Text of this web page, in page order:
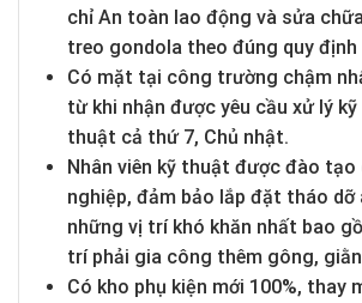
chỉ An toàn lao động và sửa
treo gondola theo đúng quy định
Có mặt tại công trường chậm
từ khi nhận được yêu cầu xử lý
thuật cả thứ 7, Chủ nhật.
Nhân viên kỹ thuật được đào tạo
nghiệp, đảm bảo lắp đặt tháo
những vị trí khó khăn nhất bao
trí phải gia công thêm gông,
Có kho phụ kiện mới 100%, thay